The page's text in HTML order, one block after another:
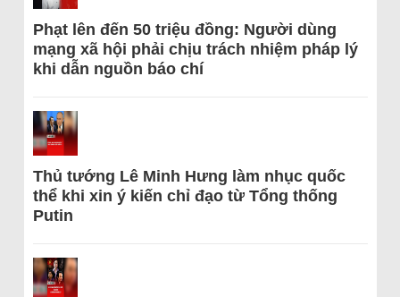
Phạt lên đến 50 triệu đồng: Người dùng
mạng xã hội phải chịu trách nhiệm pháp lý
khi dẫn nguồn báo chí
Thủ tướng Lê Minh Hưng làm nhục quốc
thể khi xin ý kiến chỉ đạo từ Tổng thống
Putin